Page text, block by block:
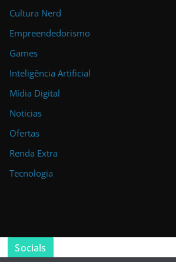
Cultura Nerd
Empreendedorismo
Games
Inteligência Artificial
Mídia Digital
Noticias
Ofertas
Renda Extra
Tecnologia
Socials